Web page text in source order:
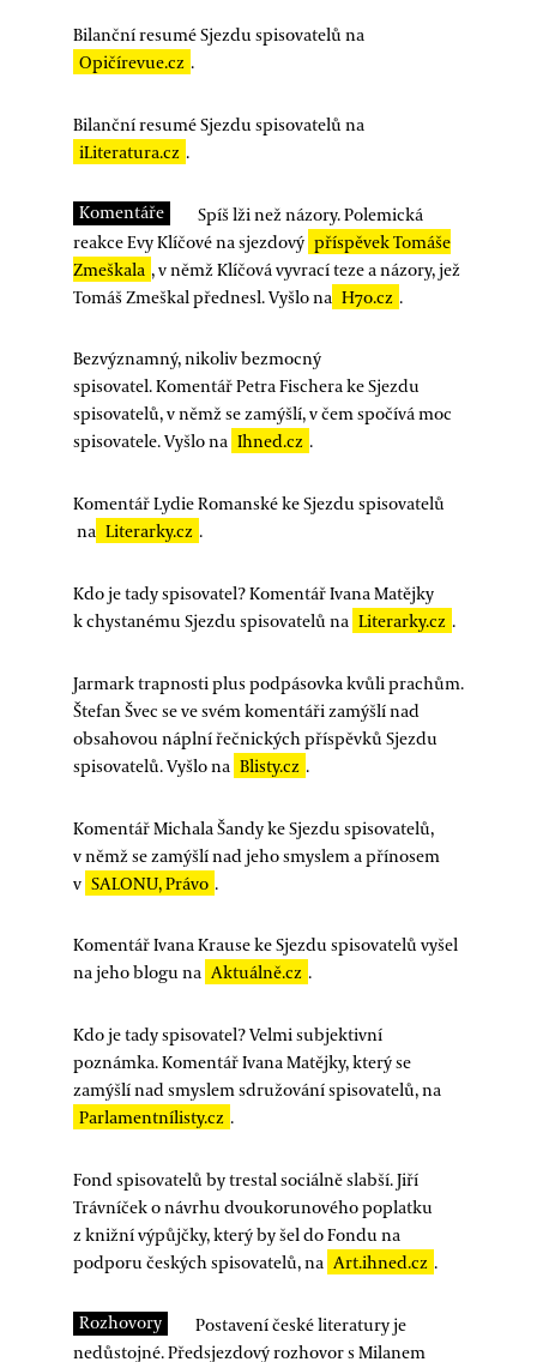
Bilanční resumé Sjezdu spisovatelů na
Opičírevue.cz .
Bilanční resumé Sjezdu spisovatelů na
iLiteratura.cz .
Komentáře
Spíš lži než názory. Polemická
reakce Evy Klíčové na sjezdový příspěvek Tomáše
Zmeškala , v němž Klíčová vyvrací teze a názory, jež
Tomáš Zmeškal přednesl. Vyšlo na H7o.cz .
Bezvýznamný, nikoliv bezmocný
spisovatel.Komentář Petra Fischera ke Sjezdu
spisovatelů, v němž se zamýšlí, v čem spočívá moc
spisovatele. Vyšlo na Ihned.cz .
Komentář Lydie Romanské ke Sjezdu spisovatelů
na Literarky.cz .
Kdo je tady spisovatel? Komentář Ivana Matějky
k chystanému Sjezdu spisovatelů na Literarky.cz .
Jarmark trapnosti plus podpásovka kvůli prachům.
Štefan Švec se ve svém komentáři zamýšlí nad
obsahovou náplní řečnických příspěvků Sjezdu
spisovatelů. Vyšlo na Blisty.cz .
Komentář Michala Šandy ke Sjezdu spisovatelů,
v němž se zamýšlí nad jeho smyslem a přínosem
v SALONU, Právo .
Komentář Ivana Krause ke Sjezdu spisovatelů vyšel
na jeho blogu na Aktuálně.cz .
Kdo je tady spisovatel? Velmi subjektivní
poznámka. Komentář Ivana Matějky, který se
zamýšlí nad smyslem sdružování spisovatelů, na
Parlamentnílisty.cz .
Fond spisovatelů by trestal sociálně slabší. Jiří
Trávníček o návrhu dvoukorunového poplatku
z knižní výpůjčky, který by šel do Fondu na
podporu českých spisovatelů, na Art.ihned.cz .
Rozhovory
Postavení české literatury je
nedůstojné. Předsjezdový rozhovor s Milanem